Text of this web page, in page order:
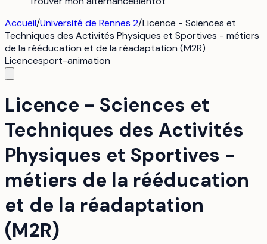
Accueil/Université de Rennes 2/Licence - Sciences et
Techniques des Activités Physiques et Sportives - métiers
de la rééducation et de la réadaptation (M2R)
Licencesport-animation
Licence - Sciences et
Techniques des Activités
Physiques et Sportives -
métiers de la rééducation
et de la réadaptation
(M2R)